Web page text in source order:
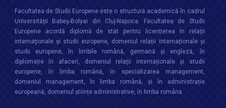
Facultatea de Studii Europene este o structură academică în cadrul
Universităţii Babeș-Bolyai din Cluj-Napoca. Facultatea de Studii
Europene acordă diplomă de stat pentru licențierea în relaţii
internaţionale şi studii europene, domeniul relații internaționale şi
studii europene, în limbile română, germană și engleză, în
diplomație în afaceri, domeniul relații internaționale și studii
europene, în limba română, în specializarea management,
domeniul management, în limba română, și în administrație
europeană, domeniul științe administrative, în limba română